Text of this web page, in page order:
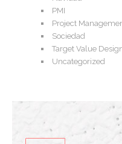
PMI
Project
Sociedad
Target Value
Uncategorized